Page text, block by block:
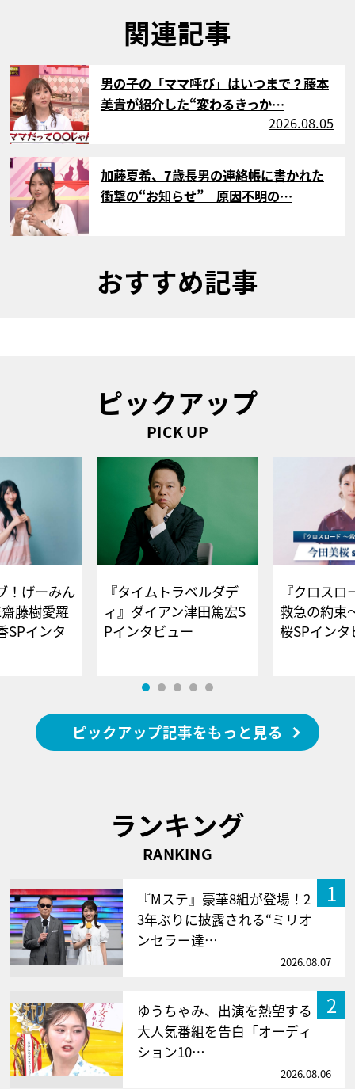
関連記事
サムネイル
男の子の「ママ呼び」はいつまで？藤本
美貴が紹介した“変わるきっか…
2026.08.05
サムネイル
加藤夏希、7歳長男の連絡帳に書かれた
衝撃の“お知らせ” 原因不明の…
おすすめ記事
ピックアップ
PICK UP
！げーみん
藤樹愛羅
SPインタ
『タイムトラベルダデ
ィ』ダイアン津田篤宏S
Pインタビュー
『クロス
救急の約束
桜SPイ
ピックアップ記事をもっと見る
ランキング
RANKING
1
『Mステ』豪華8組が登場！2
3年ぶりに披露される“ミリオ
ンセラー達…
2026.08.07
2
ゆうちゃみ、出演を熱望する
大人気番組を告白「オーディ
ション10…
2026.08.06